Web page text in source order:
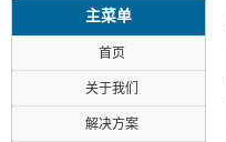
主菜单
首页
关于我们
解决方案